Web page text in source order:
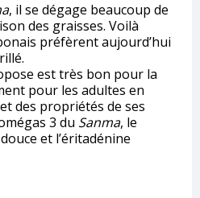
, il se dégage beaucoup de
des graisses. Voilà
préfèrent aujourd’hui
est très bon pour la
pour les adultes en
des propriétés de ses
3 du Sanma, le
et l’éritadénine